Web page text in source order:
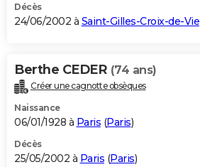
Décès
24/06/2002 à Saint-Gilles-Croix-de-Vie
Berthe CEDER (74 ans)
Créer une cagnotte obsèques
Naissance
06/01/1928 à Paris (Paris)
Décès
25/05/2002 à Paris (Paris)